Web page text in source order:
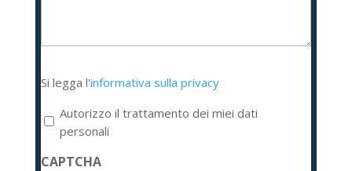
legga
l'informativa
sulla
privacy
*
Si legga l'informativa sulla privacy
Autorizzo il trattamento dei miei dati
personali
CAPTCHA